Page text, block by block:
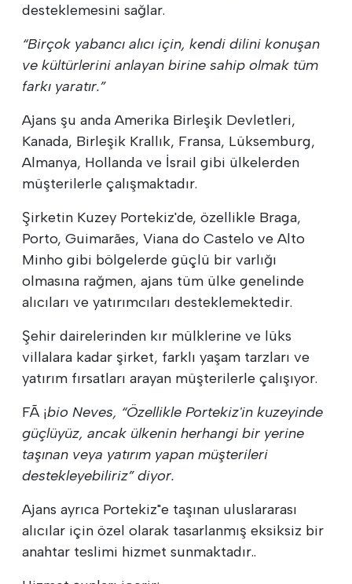
desteklemesini sağlar.
“Birçok yabancı alıcı için, kendi dilini konuşan
ve kültürlerini anlayan birine sahip olmak tüm
farkı yaratır.”
Ajans şu anda Amerika Birleşik Devletleri,
Kanada, Birleşik Krallık, Fransa, Lüksemburg,
Almanya, Hollanda ve İsrail gibi ülkelerden
müşterilerle çalışmaktadır.
Şirketin Kuzey Portekiz'de, özellikle Braga,
Porto, Guimarães, Viana do Castelo ve Alto
Minho gibi bölgelerde güçlü bir varlığı
olmasına rağmen, ajans tüm ülke genelinde
alıcıları ve yatırımcıları desteklemektedir.
Şehir dairelerinden kır mülklerine ve lüks
villalara kadar şirket, farklı yaşam tarzları ve
yatırım fırsatları arayan müşterilerle çalışıyor.
FÃ ¡bio Neves, “Özellikle Portekiz'in kuzeyinde
güçlüyüz, ancak ülkenin herhangi bir yerine
taşınan veya yatırım yapan müşterileri
destekleyebiliriz” diyor.
Ajans ayrıca Portekiz"e taşınan uluslararası
alıcılar için özel olarak tasarlanmış eksiksiz bir
anahtar teslimi hizmet sunmaktadır..